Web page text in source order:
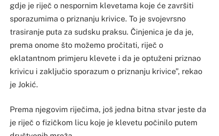
gdje je riječ o nespornim klevetama koje će završiti
sporazumima o priznanju krivice. To je svojevrsno
trasiranje puta za sudsku praksu. Činjenica je da je,
prema onome što možemo pročitati, riječ o
eklatantnom primjeru klevete i da je optuženi priznao
krivicu i zaključio sporazum o priznanju krivice”, rekao
je Jokić.
Prema njegovim riječima, još jedna bitna stvar jeste da
je riječ o fizičkom licu koje je klevetu počinilo putem